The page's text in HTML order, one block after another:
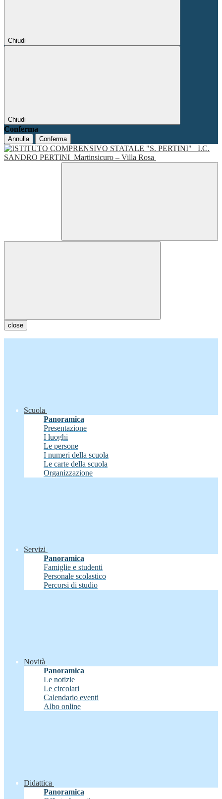
Chiudi
Chiudi
Conferma
Annulla Conferma
I.C.
SANDRO PERTINI Martinsicuro – Villa Rosa
close
Scuola
Panoramica
Presentazione
I luoghi
Le persone
I numeri della scuola
Le carte della scuola
Organizzazione
Servizi
Panoramica
Famiglie e studenti
Personale scolastico
Percorsi di studio
Novità
Panoramica
Le notizie
Le circolari
Calendario eventi
Albo online
Didattica
Panoramica